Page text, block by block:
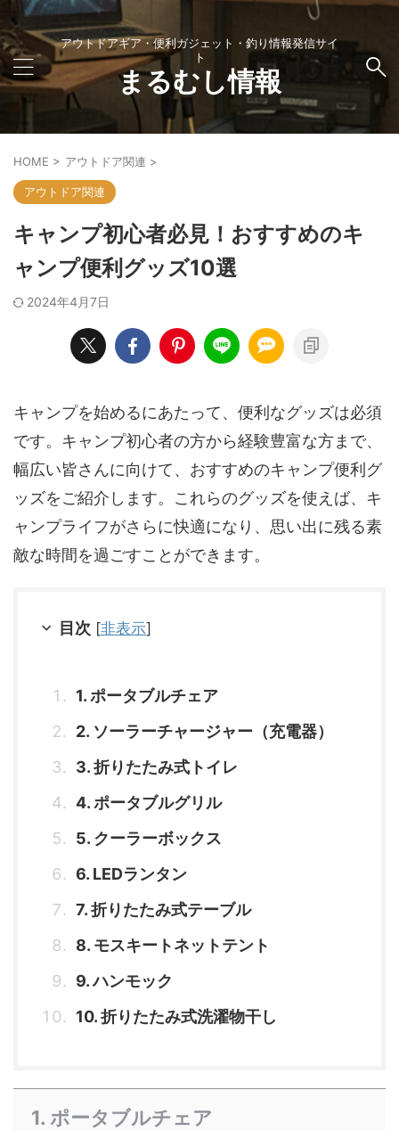
アウトドアギア・便利ガジェット・釣り情報発信サイ
ト
まるむし情報
HOME > アウトドア関連 >
アウトドア関連
キャンプ初心者必見！おすすめのキ
ャンプ便利グッズ10選
2024年4月7日
キャンプを始めるにあたって、便利なグッズは必須
です。キャンプ初心者の方から経験豊富な方まで、
幅広い皆さんに向けて、おすすめのキャンプ便利グ
ッズをご紹介します。これらのグッズを使えば、キ
ャンプライフがさらに快適になり、思い出に残る素
敵な時間を過ごすことができます。
目次 [非表示]
1. ポータブルチェア
2. ソーラーチャージャー（充電器）
3. 折りたたみ式トイレ
4. ポータブルグリル
5. クーラーボックス
6. LEDランタン
7. 折りたたみ式テーブル
8. モスキートネットテント
9. ハンモック
10. 折りたたみ式洗濯物干し
1. ポータブルチェア